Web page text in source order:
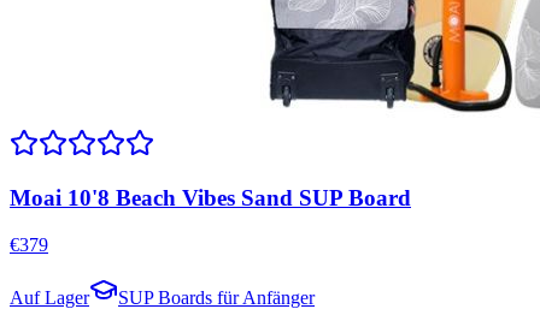
Moai 10'8 Beach Vibes Sand SUP Board
€379
Auf Lager SUP Boards für Anfänger